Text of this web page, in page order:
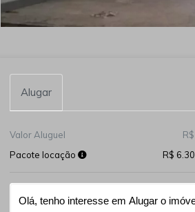
Alugar
Valor Aluguel
Pacote locação
R$